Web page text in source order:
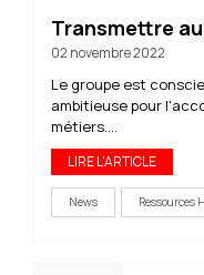
Transmettre
02 novembre 2022
Le groupe est
ambitieuse pour
métiers....
LIRE L'ARTICLE
News Ressources